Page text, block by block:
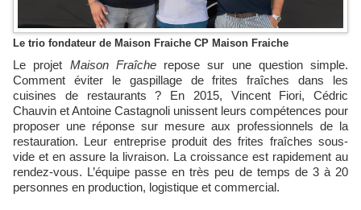
Le trio fondateur de Maison Fraiche CP Maison Fraiche
Le projet Maison Fraîcherepose sur une question simple.
Comment éviter le gaspillage de frites fraîches dans les
cuisines de restaurants ? En 2015, Vincent Fiori, Cédric
Chauvin et Antoine Castagnoli unissent leurs compétences pour
proposer une réponse sur mesure aux professionnels de la
restauration. Leur entreprise produit des frites fraîches sous-
vide et en assure la livraison. La croissance est rapidement au
rendez-vous. L’équipe passe en très peu de temps de 3 à 20
personnes en production, logistique et commercial.